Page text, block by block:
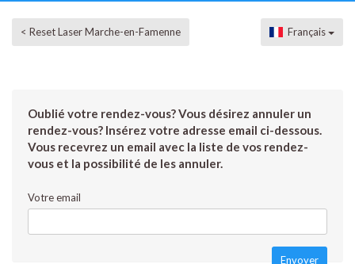
< Reset Laser Marche-en-Famenne Français
Oublié votre rendez-vous? Vous désirez annuler un
rendez-vous? Insérez votre adresse email ci-dessous.
Vous recevrez un email avec la liste de vos rendez-
vous et la possibilité de les annuler.
Votre email